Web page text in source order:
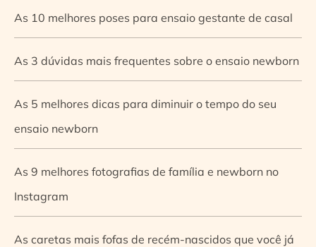
As 10 melhores poses para ensaio gestante de casal
As 3 dúvidas mais frequentes sobre o ensaio newborn
As 5 melhores dicas para diminuir o tempo do seu
ensaio newborn
As 9 melhores fotografias de família e newborn no
Instagram
As caretas mais fofas de recém-nascidos que você já